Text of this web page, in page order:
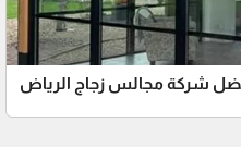
شركة مجالس زجاج الرياض